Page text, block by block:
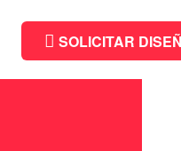
SOLICITAR